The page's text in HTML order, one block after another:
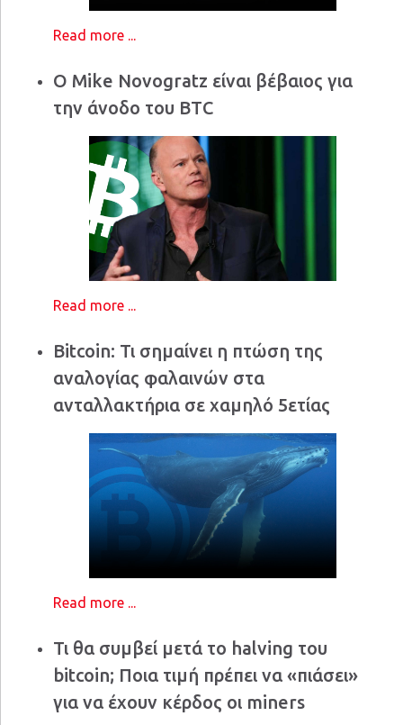
Read more ...
Ο Mike Novogratz είναι βέβαιος για
την άνοδο του BTC
Read more ...
Bitcoin: Τι σημαίνει η πτώση της
αναλογίας φαλαινών στα
ανταλλακτήρια σε χαμηλό 5ετίας
Read more ...
Τι θα συμβεί μετά το halving του
bitcoin; Ποια τιμή πρέπει να «πιάσει»
για να έχουν κέρδος οι miners